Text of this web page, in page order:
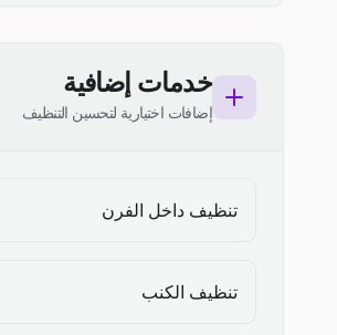
خدمات إضافية
إضافات اختيارية لتحسين التنظيف
تنظيف داخل الفرن
تنظيف الكنب